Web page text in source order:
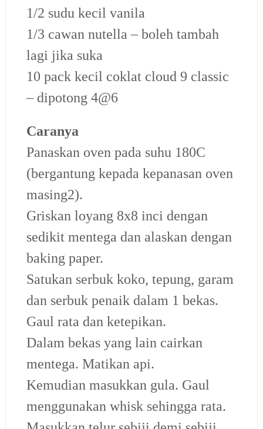
1/2 sudu kecil vanila
1/3 cawan nutella – boleh tambah
lagi jika suka
10 pack kecil coklat cloud 9 classic
– dipotong 4@6
Caranya
Panaskan oven pada suhu 180C
(bergantung kepada kepanasan oven
masing2).
Griskan loyang 8x8 inci dengan
sedikit mentega dan alaskan dengan
baking paper.
Satukan serbuk koko, tepung, garam
dan serbuk penaik dalam 1 bekas.
Gaul rata dan ketepikan.
Dalam bekas yang lain cairkan
mentega. Matikan api.
Kemudian masukkan gula. Gaul
menggunakan whisk sehingga rata.